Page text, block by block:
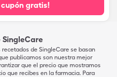
cupón gratis!
de SingleCare se basan
publicamos son nuestra mejor
que el precio que mostramos
que recibes en la farmacia. Para